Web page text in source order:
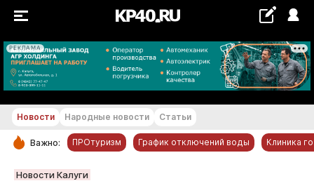
РЕКЛАМА
+21...+22 °С
РУБРИКИ
Новости Народные новости Статьи
Важно: ПРОтуризм График отключений воды Клиника
Новости Калуги